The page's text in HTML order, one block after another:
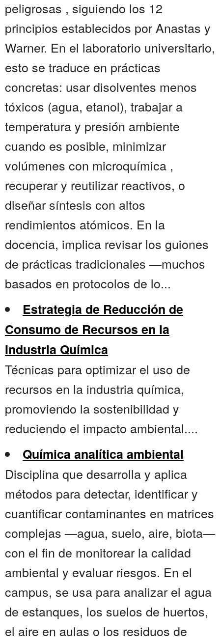
peligrosas , siguiendo los 12
principios establecidos por Anastas y
Warner. En el laboratorio universitario,
esto se traduce en prácticas
concretas: usar disolventes menos
tóxicos (agua, etanol), trabajar a
temperatura y presión ambiente
cuando es posible, minimizar
volúmenes con microquímica ,
recuperar y reutilizar reactivos, o
diseñar síntesis con altos
rendimientos atómicos. En la
docencia, implica revisar los guiones
de prácticas tradicionales —muchos
basados en protocolos de lo...
Estrategia de Reducción de
Consumo de Recursos en la
Industria Química
Técnicas para optimizar el uso de
recursos en la industria química,
promoviendo la sostenibilidad y
reduciendo el impacto ambiental....
Química analítica ambiental
Disciplina que desarrolla y aplica
métodos para detectar, identificar y
cuantificar contaminantes en matrices
complejas —agua, suelo, aire, biota—
con el fin de monitorear la calidad
ambiental y evaluar riesgos. En el
campus, se usa para analizar el agua
de estanques, los suelos de huertos,
el aire en aulas o los residuos de